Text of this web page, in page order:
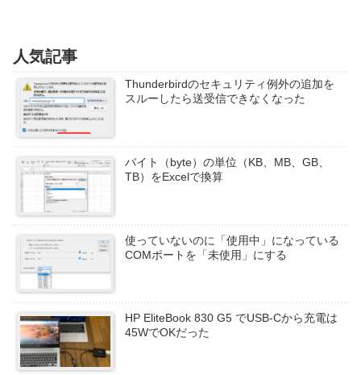
人気記事
Thunderbirdのセキュリティ例外の追加を
スルーしたら送受信できなくなった
バイト（byte）の単位（KB、MB、GB、
TB）をExcelで換算
使っていないのに「使用中」になっている
COMポートを「未使用」にする
HP EliteBook 830 G5 でUSB-Cから充電は
45WでOKだった